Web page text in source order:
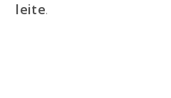
leite.